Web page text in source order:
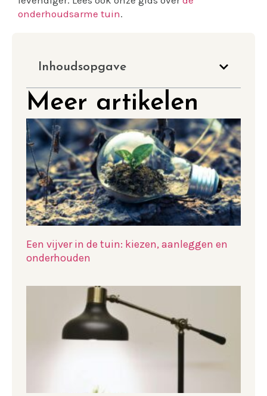
onderhoudsarme tuin.
Inhoudsopgave
Meer artikelen
Een vijver in de tuin: kiezen, aanleggen en
onderhouden